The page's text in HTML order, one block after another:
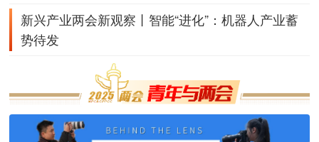
新兴产业两会新观察丨智能“进化”：机器人产业蓄
势待发